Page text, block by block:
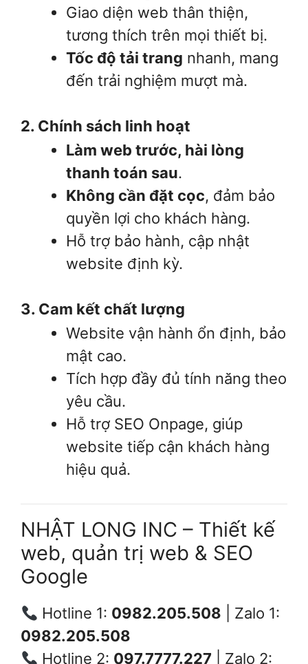
Giao diện web thân thiện,
tương thích trên mọi thiết bị.
Tốc độ tải trang nhanh, mang
đến trải nghiệm mượt mà.
2. Chính sách linh hoạt
Làm web trước, hài lòng
thanh toán sau.
Không cần đặt cọc, đảm bảo
quyền lợi cho khách hàng.
Hỗ trợ bảo hành, cập nhật
website định kỳ.
3. Cam kết chất lượng
Website vận hành ổn định, bảo
mật cao.
Tích hợp đầy đủ tính năng theo
yêu cầu.
Hỗ trợ SEO Onpage, giúp
website tiếp cận khách hàng
hiệu quả.
NHẬT LONG INC – Thiết kế
web, quản trị web & SEO
Google
Hotline 1: 0982.205.508 | Zalo 1:
0982.205.508
Hotline 2: 097.7777.227 | Zalo 2: